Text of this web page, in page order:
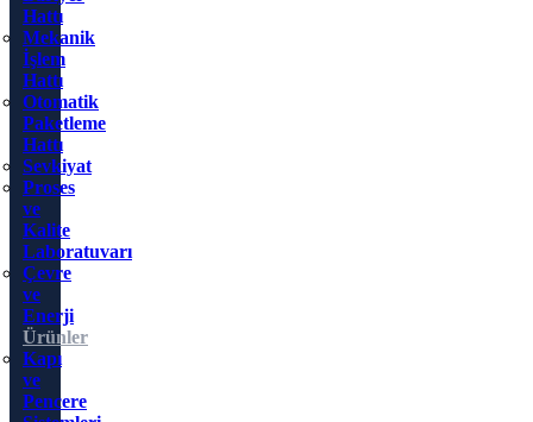
Hattı
Mekanik
İşlem
Hattı
Otomatik
Paketleme
Hattı
Sevkiyat
Proses
ve
Kalite
Laboratuvarı
Çevre
ve
Enerji
Ürünler
Kapı
ve
Pencere